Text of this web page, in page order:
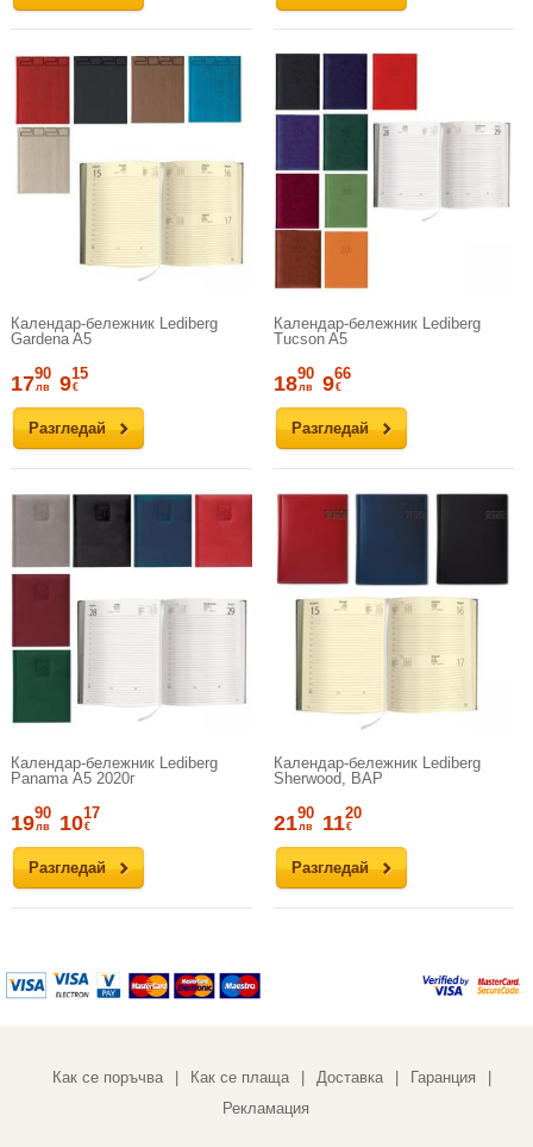
Календар-бележник Lediberg
Gardena A5
Разгледай
1790
лв 915
€
Календар-бележник Lediberg
Tucson A5
Разгледай
1890
лв 966
€
Календар-бележник Lediberg
Panamа А5 2020г
Разгледай
1990
лв 1017
€
Календар-бележник Lediberg
Sherwood, ВАР
Разгледай
2190
лв 1120
€
Как се поръчва Как се плаща Доставка Гаранция
Рекламация